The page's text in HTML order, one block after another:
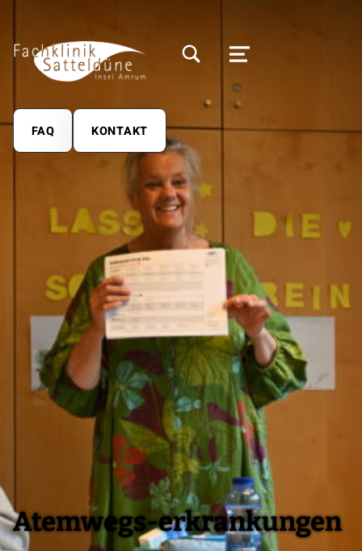
MODALES SUCHFELD UMSCHALTEN
MENÜ
FAQ KONTAKT
Atemwegs-erkrankungen